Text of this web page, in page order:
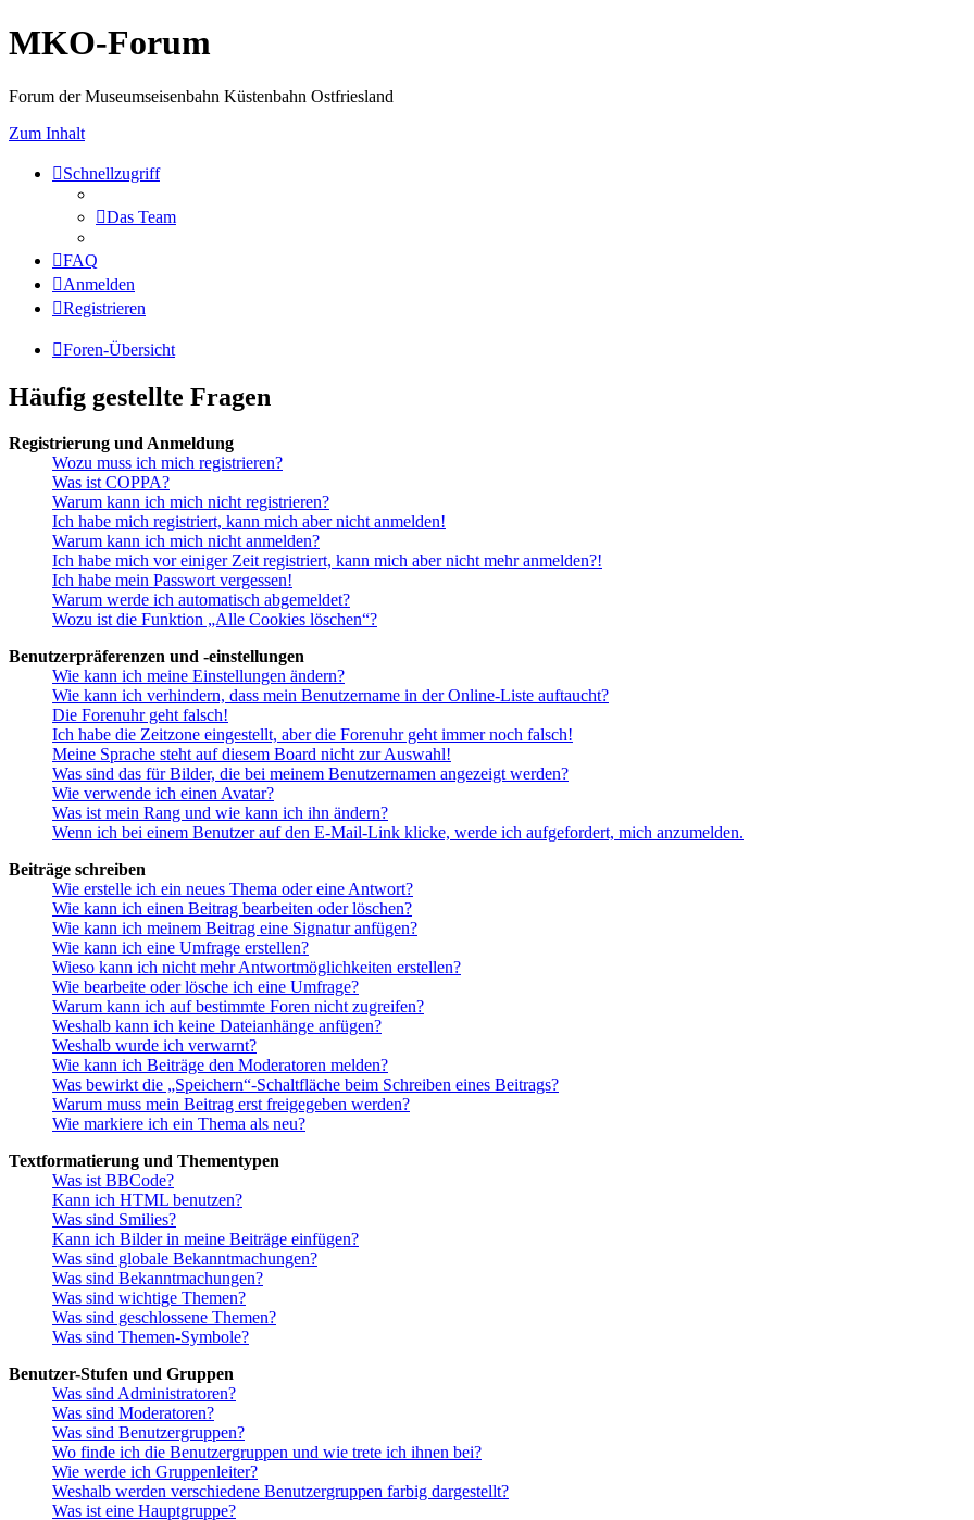
MKO-Forum
Forum der Museumseisenbahn Küstenbahn Ostfriesland
Zum Inhalt
Schnellzugriff
Das Team
FAQ
Anmelden
Registrieren
Foren-Übersicht
Häufig gestellte Fragen
Registrierung und Anmeldung
Wozu muss ich mich registrieren?
Was ist COPPA?
Warum kann ich mich nicht registrieren?
Ich habe mich registriert, kann mich aber nicht anmelden!
Warum kann ich mich nicht anmelden?
Ich habe mich vor einiger Zeit registriert, kann mich aber nicht mehr anmelden?!
Ich habe mein Passwort vergessen!
Warum werde ich automatisch abgemeldet?
Wozu ist die Funktion „Alle Cookies löschen“?
Benutzerpräferenzen und -einstellungen
Wie kann ich meine Einstellungen ändern?
Wie kann ich verhindern, dass mein Benutzername in der Online-Liste auftaucht?
Die Forenuhr geht falsch!
Ich habe die Zeitzone eingestellt, aber die Forenuhr geht immer noch falsch!
Meine Sprache steht auf diesem Board nicht zur Auswahl!
Was sind das für Bilder, die bei meinem Benutzernamen angezeigt werden?
Wie verwende ich einen Avatar?
Was ist mein Rang und wie kann ich ihn ändern?
Wenn ich bei einem Benutzer auf den E-Mail-Link klicke, werde ich aufgefordert, mich anzumelden.
Beiträge schreiben
Wie erstelle ich ein neues Thema oder eine Antwort?
Wie kann ich einen Beitrag bearbeiten oder löschen?
Wie kann ich meinem Beitrag eine Signatur anfügen?
Wie kann ich eine Umfrage erstellen?
Wieso kann ich nicht mehr Antwortmöglichkeiten erstellen?
Wie bearbeite oder lösche ich eine Umfrage?
Warum kann ich auf bestimmte Foren nicht zugreifen?
Weshalb kann ich keine Dateianhänge anfügen?
Weshalb wurde ich verwarnt?
Wie kann ich Beiträge den Moderatoren melden?
Was bewirkt die „Speichern“-Schaltfläche beim Schreiben eines Beitrags?
Warum muss mein Beitrag erst freigegeben werden?
Wie markiere ich ein Thema als neu?
Textformatierung und Thementypen
Was ist BBCode?
Kann ich HTML benutzen?
Was sind Smilies?
Kann ich Bilder in meine Beiträge einfügen?
Was sind globale Bekanntmachungen?
Was sind Bekanntmachungen?
Was sind wichtige Themen?
Was sind geschlossene Themen?
Was sind Themen-Symbole?
Benutzer-Stufen und Gruppen
Was sind Administratoren?
Was sind Moderatoren?
Was sind Benutzergruppen?
Wo finde ich die Benutzergruppen und wie trete ich ihnen bei?
Wie werde ich Gruppenleiter?
Weshalb werden verschiedene Benutzergruppen farbig dargestellt?
Was ist eine Hauptgruppe?